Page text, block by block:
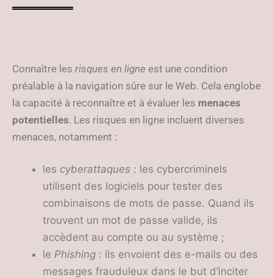
Connaître les risques en ligne est une condition
préalable à la navigation sûre sur le Web. Cela englobe
la capacité à reconnaître et à évaluer les menaces
potentielles. Les risques en ligne incluent diverses
menaces, notamment :
les cyberattaques : les cybercriminels
utilisent des logiciels pour tester des
combinaisons de mots de passe. Quand ils
trouvent un mot de passe valide, ils
accèdent au compte ou au système ;
le Phishing : ils envoient des e-mails ou des
messages frauduleux dans le but d’inciter